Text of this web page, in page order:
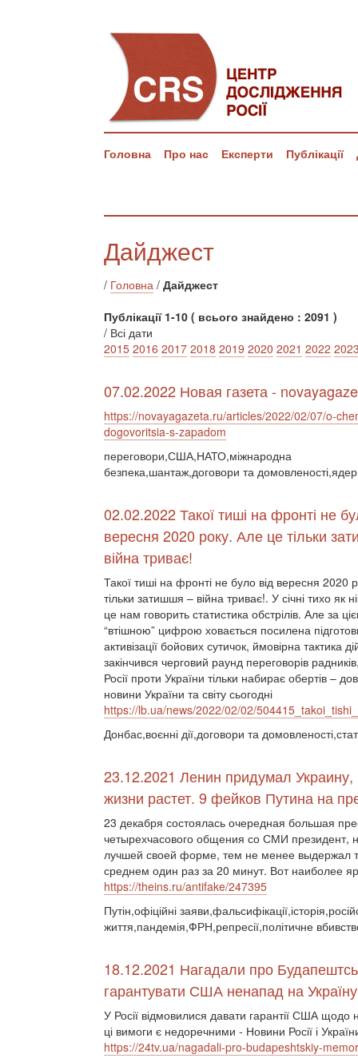
Головна Про нас Експерти Публікації
Дайджест
/ Головна / Дайджест
Публікації 1-10 ( всього знайдено : 2091 )
/ Всі дати
2015 2016 2017 2018 2019 2020 2021 2022
07.02.2022 Новая газета -
https://novayagazeta.ru/articles/2022/02/07/o-
dogovoritsia-s-zapadom
переговори,США,НАТО,міжнародна
безпека,шантаж,договори та
02.02.2022 Такої тиші на фронті не
вересня 2020 року. Але це тільки
війна триває!
Такої тиші на фронті не було від вересня 2020
тільки затишшя – війна триває!. У січні тихо як
це нам говорить статистика обстрілів. Але за
“втішною” цифрою ховається посилена
активізації бойових сутичок, ймовірна тактика
закінчився черговий раунд переговорів
Росії проти України тільки набирає обертів –
новини України та світу сьогодні
https://lb.ua/news/2022/02/02/
Донбас,воєнні дії,договори та
23.12.2021 Ленин придумал
жизни растет. 9 фейков Путина на
23 декабря состоялась очередная большая
четырехчасового общения со СМИ
лучшей своей форме, тем не менее выдержал
среднем один раз за 20 минут. Вот наиболее
https://theins.ru/antifake/247395
Путін,офіційні
життя,пандемія,ФРН,репресії,політичне
18.12.2021 Нагадали про
гарантувати США ненапад на Україну
У Росії відмовилися давати гарантії США
ці вимоги є недоречними - Новини Росії і
https://24tv.ua/nagadali-pro-budapeshtskiy-